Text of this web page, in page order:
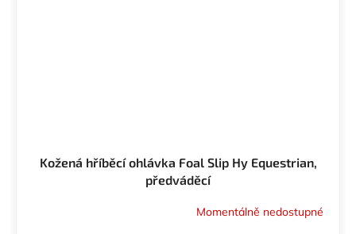
Kožená hříběcí ohlávka Foal Slip Hy Equestrian,
předváděcí
Momentálně nedostupné